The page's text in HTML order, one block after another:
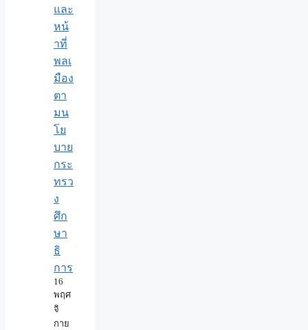
และ
หน้
าที่
พลเ
มือง
ตา
มน
โย
บาย
กระ
ทรว
ง
ศึก
ษา
ธิ
การ
16
พฤศ
จิ
กาย